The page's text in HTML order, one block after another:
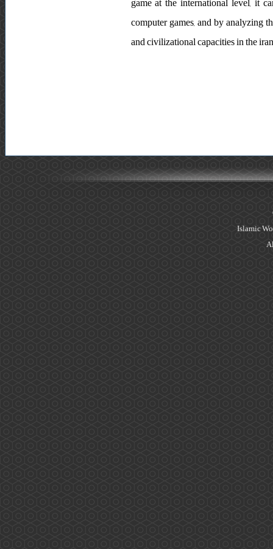
computer games, and by analyzing
and civilizational capacities in the
Islamic